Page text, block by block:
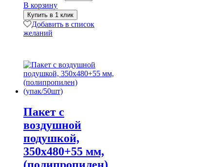
В корзину
Купить в 1 клик
Добавить в список
желаний
Пакет с
воздушной
подушкой,
350х480+55 мм,